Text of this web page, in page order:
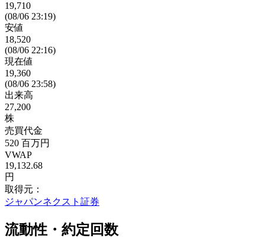
19,710
(08/06 23:19)
安値
18,520
(08/06 22:16)
現在値
19,360
(08/06 23:58)
出来高
27,200
株
売買代金
520 百万円
VWAP
19,132.68
円
取得元：
ジャパンネクスト証券
流動性・約定回数